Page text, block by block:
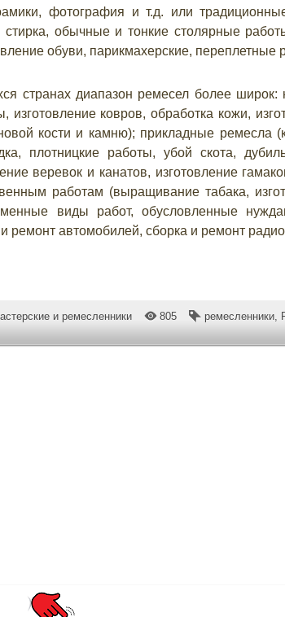
фотография и т.д. или
стирка, обычные и тонкие столярные
обуви, парикмахерские, переплетные
странах диапазон ремесел более
изготовление ковров, обработка кожи,
кости и камню); прикладные ремесла
плотницкие работы, убой скота,
веревок и канатов, изготовление
работам (выращивание табака,
виды работ, обусловленные
ремонт автомобилей, сборка и ремонт
и ремесленники 805 ремесленники,